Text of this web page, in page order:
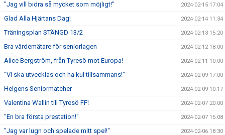
"Jag vill bidra så mycket som möjligt!" 2024-02-15 17:04
Glad Alla Hjärtans Dag! 2024-02-14 11:34
Träningsplan STÄNGD 13/2 2024-02-13 15:20
Bra värdemätare för seniorlagen 2024-02-12 18:00
Alice Bergström, från Tyresö mot Europa! 2024-02-11 10:00
"Vi ska utvecklas och ha kul tillsammans!" 2024-02-09 17:00
Helgens Seniormatcher 2024-02-09 10:17
Valentina Wallin till Tyresö FF! 2024-02-07 20:00
"En bra första prestation!" 2024-02-07 15:08
"Jag var lugn och spelade mitt spel!" 2024-02-06 18:30